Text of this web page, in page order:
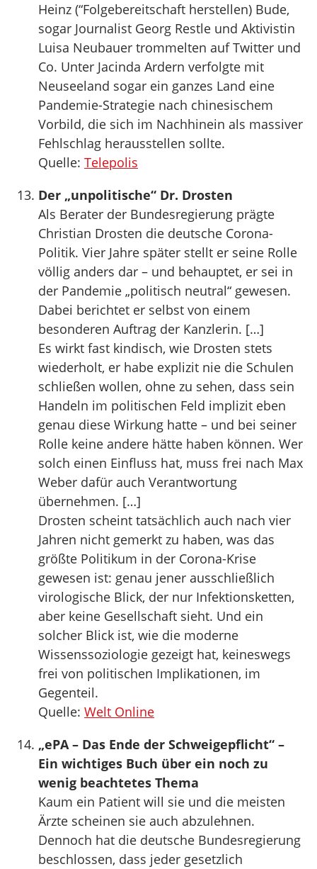
Heinz (“Folgebereitschaft herstellen) Bude,
sogar Journalist Georg Restle und Aktivistin
Luisa Neubauer trommelten auf Twitter und
Co. Unter Jacinda Ardern verfolgte mit
Neuseeland sogar ein ganzes Land eine
Pandemie-Strategie nach chinesischem
Vorbild, die sich im Nachhinein als massiver
Fehlschlag herausstellen sollte.
Quelle: Telepolis
Der „unpolitische“ Dr. Drosten
Als Berater der Bundesregierung prägte
Christian Drosten die deutsche Corona-
Politik. Vier Jahre später stellt er seine Rolle
völlig anders dar – und behauptet, er sei in
der Pandemie „politisch neutral“ gewesen.
Dabei berichtet er selbst von einem
besonderen Auftrag der Kanzlerin. […]
Es wirkt fast kindisch, wie Drosten stets
wiederholt, er habe explizit nie die Schulen
schließen wollen, ohne zu sehen, dass sein
Handeln im politischen Feld implizit eben
genau diese Wirkung hatte – und bei seiner
Rolle keine andere hätte haben können. Wer
solch einen Einfluss hat, muss frei nach Max
Weber dafür auch Verantwortung
übernehmen. […]
Drosten scheint tatsächlich auch nach vier
Jahren nicht gemerkt zu haben, was das
größte Politikum in der Corona-Krise
gewesen ist: genau jener ausschließlich
virologische Blick, der nur Infektionsketten,
aber keine Gesellschaft sieht. Und ein
solcher Blick ist, wie die moderne
Wissenssoziologie gezeigt hat, keineswegs
frei von politischen Implikationen, im
Gegenteil.
Quelle: Welt Online
„ePA – Das Ende der Schweigepflicht“ –
Ein wichtiges Buch über ein noch zu
wenig beachtetes Thema
Kaum ein Patient will sie und die meisten
Ärzte scheinen sie auch abzulehnen.
Dennoch hat die deutsche Bundesregierung
beschlossen, dass jeder gesetzlich